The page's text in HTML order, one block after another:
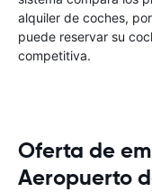
alquiler de coches,
puede reservar su
competitiva.
Oferta de
Aeropuerto